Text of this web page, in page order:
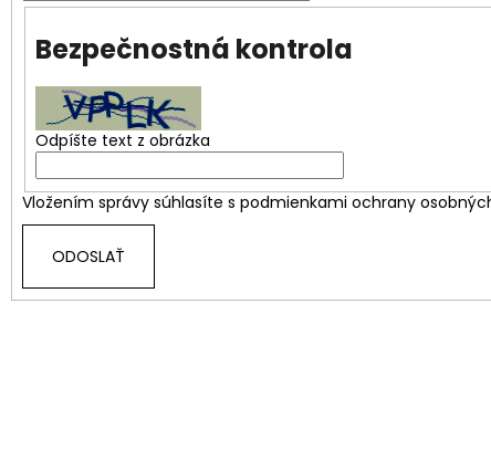
Bezpečnostná kontrola
Odpíšte text z obrázka
Vložením správy súhlasíte s podmienkami ochrany
ODOSLAŤ